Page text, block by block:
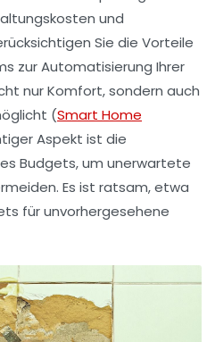
und
Sie die Vorteile
zur Automatisierung Ihrer
nur Komfort, sondern auch
(Smart Home
Aspekt ist die
Budgets, um unerwartete
Es ist ratsam, etwa
für unvorhergesehene